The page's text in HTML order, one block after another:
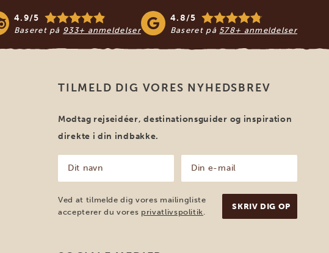
4.9/5
Baseret på 933+ anmeldelser
4.8/5
Baseret på 578+ anmeldelser
TILMELD DIG VORES NYHEDSBREV
Modtag rejseidéer, destinationsguider og inspiration
direkte i din indbakke.
navn
(Påkrævet)
mail
(Påkrævet)
Ved at tilmelde dig vores mailingliste
accepterer du vores privatlivspolitik.